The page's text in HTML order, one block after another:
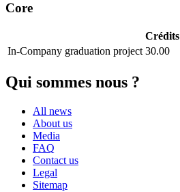
Core
Crédits
In-Company graduation project 30.00
Qui sommes nous ?
All news
About us
Media
FAQ
Contact us
Legal
Sitemap